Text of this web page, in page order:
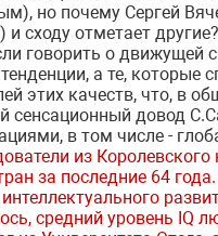
но почему Сергей
и сходу отметает другие?
говорить о движущей
а те,
этих качеств, что, в
сенсационный довод
в том числе -
из
за последние 64
средний уровень IQ